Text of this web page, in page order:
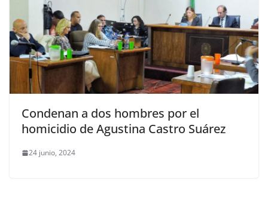
Condenan a dos hombres por el
homicidio de Agustina Castro Suárez
24 junio, 2024